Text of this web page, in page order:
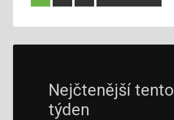
Nejčtenější tento
týden